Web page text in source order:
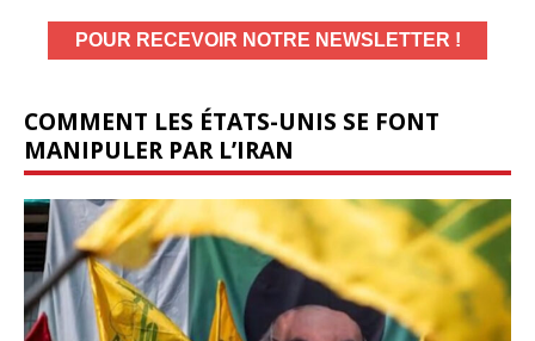
COMMENT LES ÉTATS-UNIS SE FONT
MANIPULER PAR L’IRAN